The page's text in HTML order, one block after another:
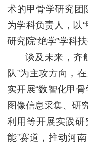
术的甲骨学研究团
为学科负责人，以
研究院“绝学”学科扶
谈及未来，齐
队”为主攻方向，
实开展“数智化甲
图像信息采集、研
利用等开展实践研
能”赛道，推动河